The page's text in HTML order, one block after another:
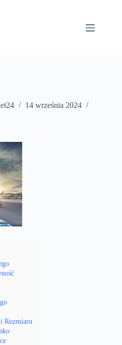
14 września 2024
Rozmiaru